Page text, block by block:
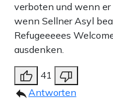
verboten und wenn
wenn Sellner Asyl
Refugeeeees
ausdenken.
41
Antworten